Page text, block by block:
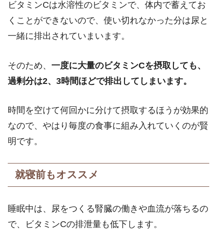
ビタミンCは水溶性のビタミンで、体内で蓄えてお
くことができないので、使い切れなかった分は尿と
一緒に排出されていまいます。
そのため、 一度に大量のビタミンCを摂取しても、
過剰分は2、3時間ほどで排出してしまいます。
時間を空けて何回かに分けて摂取するほうが効果的
なので、やはり毎度の食事に組み入れていくのが賢
明です。
就寝前もオススメ
睡眠中は、尿をつくる腎臓の働きや血流が落ちるの
で、ビタミンCの排泄量も低下します。